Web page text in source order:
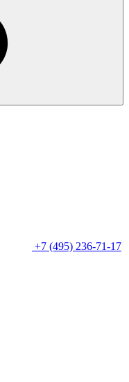
+7 (495) 236-71-17